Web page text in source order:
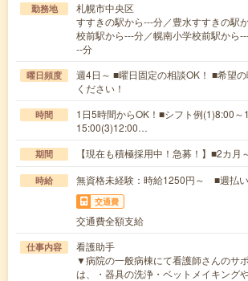
勤務地
札幌市中央区
すすきの駅から---分／豊水すすきの駅
校前駅から---分／幌南小学校前駅から
--分
曜日頻度
週4日～ ■曜日固定の相談OK！ ■希望
ください！
時間
1日5時間からOK！■シフト例(1)8:00～
15:00(3)12:00…
期間 【現在も積極採用中！急募！】■2カ月
時給 無資格未経験：時給1250円～ ■週払
交通費
交通費全額支給
仕事内容
看護助手
▼病院の一般病棟にて看護師さんのサ
は、・器具の洗浄・ベットメイキング